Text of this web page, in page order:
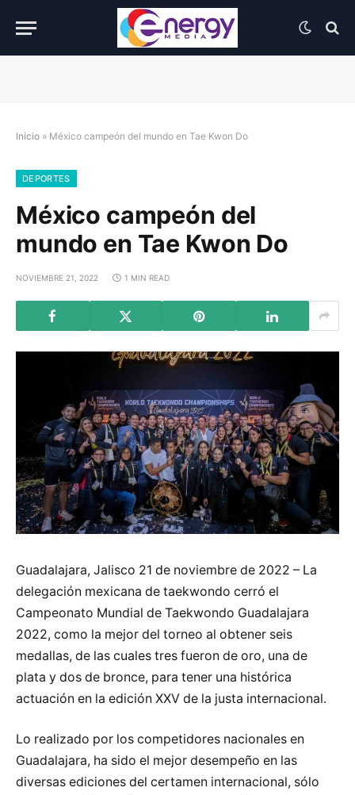
Inicio » México campeón del mundo en Tae Kwon Do
DEPORTES
México campeón del
mundo en Tae Kwon Do
NOVIEMBRE 21, 2022 1 MIN READ
Guadalajara, Jalisco 21 de noviembre de 2022 – La
delegación mexicana de taekwondo cerró el
Campeonato Mundial de Taekwondo Guadalajara
2022, como la mejor del torneo al obtener seis
medallas, de las cuales tres fueron de oro, una de
plata y dos de bronce, para tener una histórica
actuación en la edición XXV de la justa internacional.
Lo realizado por los competidores nacionales en
Guadalajara, ha sido el mejor desempeño en las
diversas ediciones del certamen internacional, sólo